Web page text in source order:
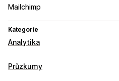
Mailchimp
Kategorie
Analytika
Chování zákazníků
Průzkumy